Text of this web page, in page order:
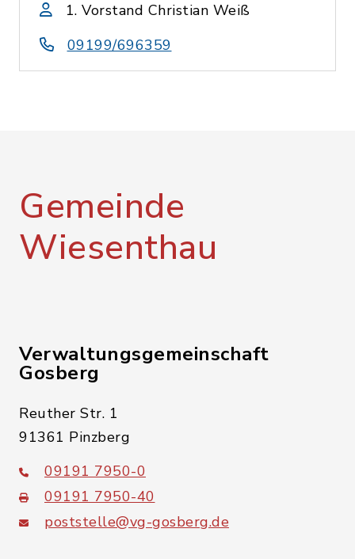
1. Vorstand Christian Weiß
09199/696359
Gemeinde
Wiesenthau
Verwaltungsgemeinschaft
Gosberg
Reuther Str. 1
91361 Pinzberg
09191 7950-0
09191 7950-40
poststelle@vg-gosberg.de